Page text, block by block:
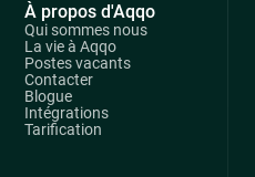
À propos d'Aqqo
Qui sommes nous
La vie à Aqqo
Postes vacants
Contacter
Blogue
Intégrations
Tarification